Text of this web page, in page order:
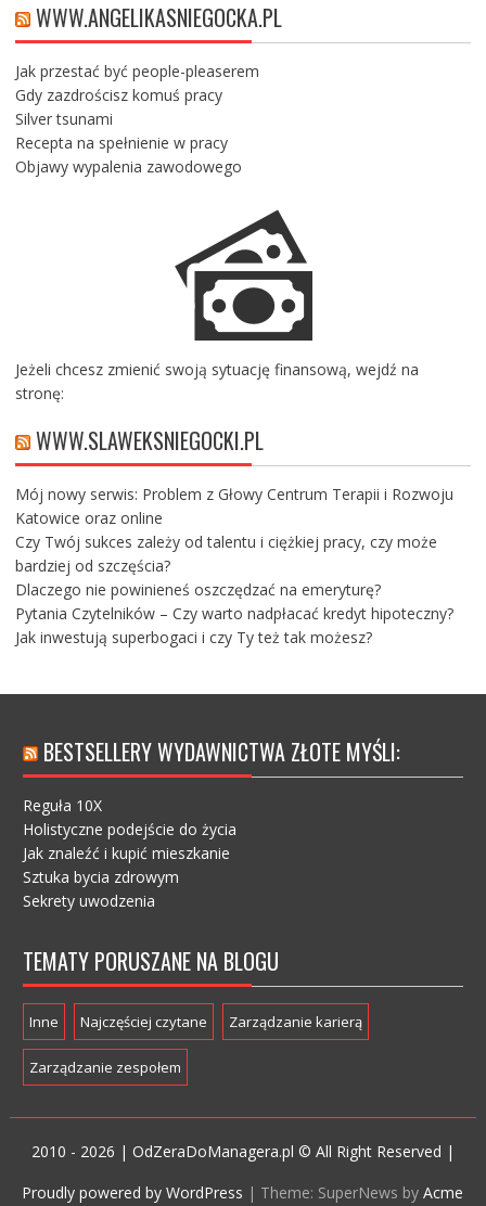
WWW.ANGELIKASNIEGOCKA.PL
Jak przestać być people-pleaserem
Gdy zazdrościsz komuś pracy
Silver tsunami
Recepta na spełnienie w pracy
Objawy wypalenia zawodowego
Jeżeli chcesz zmienić swoją sytuację finansową, wejdź na
stronę:
WWW.SLAWEKSNIEGOCKI.PL
Mój nowy serwis: Problem z Głowy Centrum Terapii i Rozwoju
Katowice oraz online
Czy Twój sukces zależy od talentu i ciężkiej pracy, czy może
bardziej od szczęścia?
Dlaczego nie powinieneś oszczędzać na emeryturę?
Pytania Czytelników – Czy warto nadpłacać kredyt hipoteczny?
Jak inwestują superbogaci i czy Ty też tak możesz?
BESTSELLERY WYDAWNICTWA ZŁOTE MYŚLI:
Reguła 10X
Holistyczne podejście do życia
Jak znaleźć i kupić mieszkanie
Sztuka bycia zdrowym
Sekrety uwodzenia
TEMATY PORUSZANE NA BLOGU
Inne Najczęściej czytane Zarządzanie karierą
Zarządzanie zespołem
2010 - 2026 | OdZeraDoManagera.pl © All Right Reserved |
Proudly powered by WordPress | Theme: SuperNews byAcme